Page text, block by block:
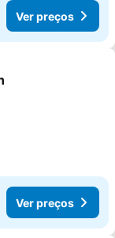
Ver preços
favoritos
Ver preços